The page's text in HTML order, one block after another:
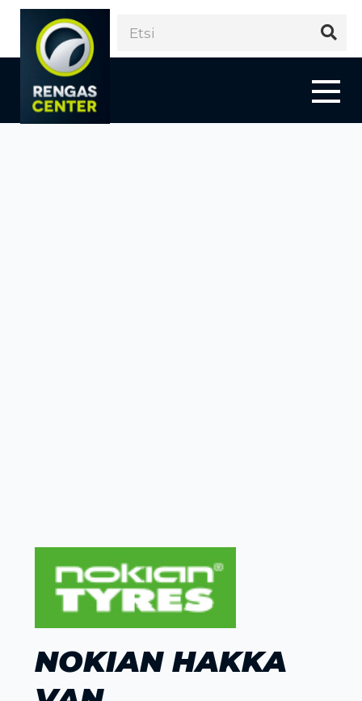
NOKIAN HAKKA